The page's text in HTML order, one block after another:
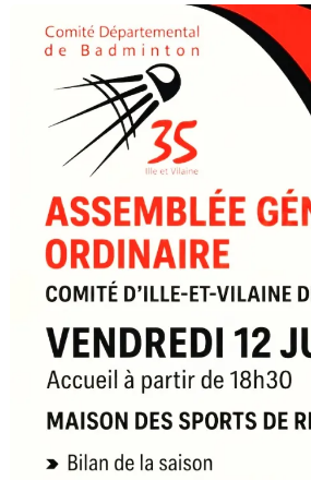
générale
ordinaire
votre
Comité